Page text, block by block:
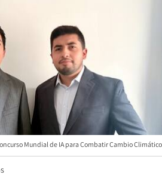
Mundial de IA para Combatir Cambio Climático